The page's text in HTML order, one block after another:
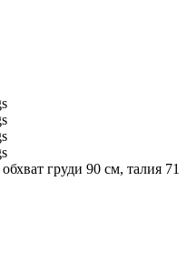
груди 90 см, талия 71